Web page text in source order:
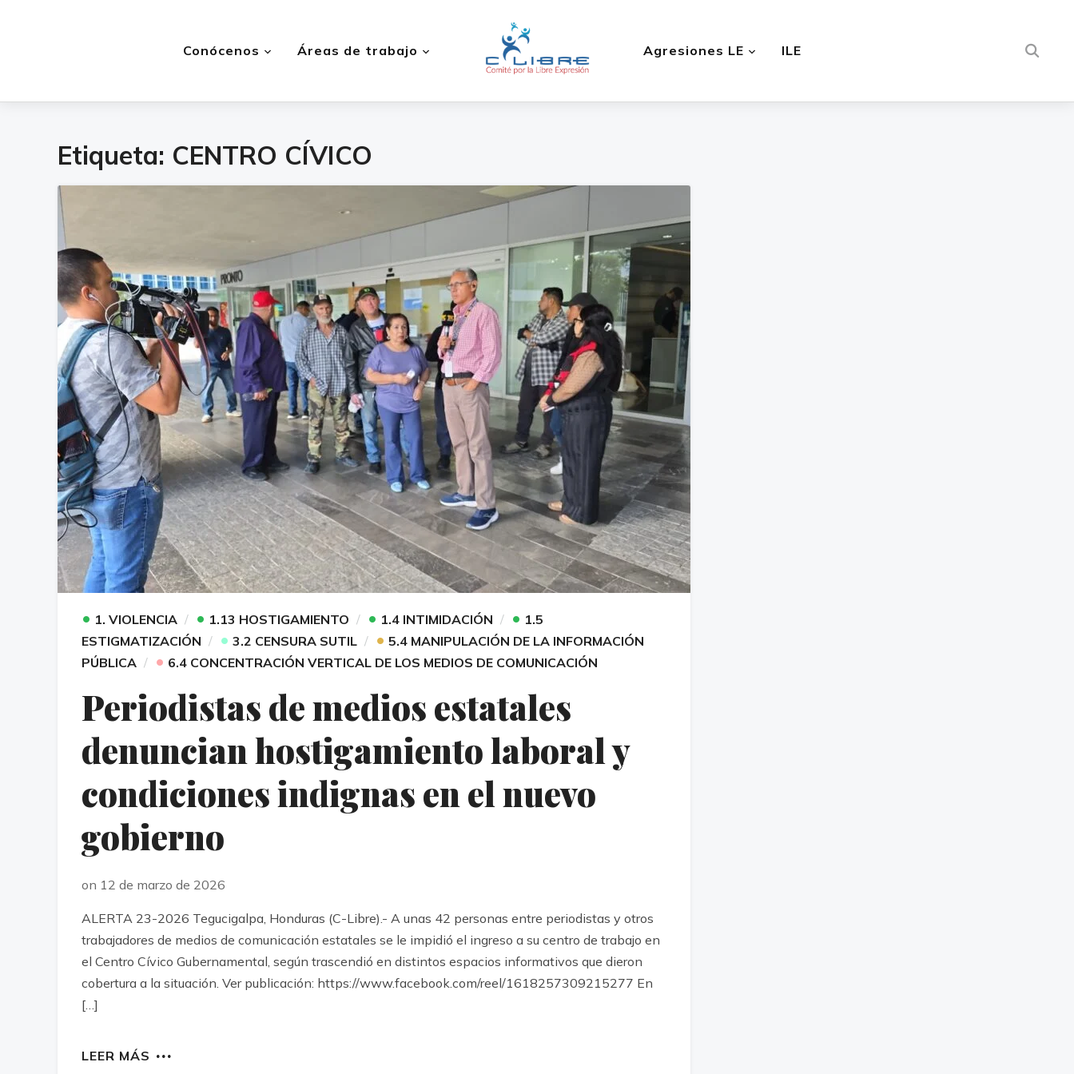
Conócenos Áreas de trabajo Agresiones LE ILE
Etiqueta: CENTRO CÍVICO
• 1. VIOLENCIA • 1.13 HOSTIGAMIENTO • 1.4 INTIMIDACIÓN • 1.5
ESTIGMATIZACIÓN
• 3.2 CENSURA SUTIL • 5.4 MANIPULACIÓN DE LA INFORMACIÓN
PÚBLICA
• 6.4 CONCENTRACIÓN VERTICAL DE LOS MEDIOS DE COMUNICACIÓN
Periodistas de medios estatales
denuncian hostigamiento laboral y
condiciones indignas en el nuevo
gobierno
on 12 de marzo de 2026
ALERTA 23-2026 Tegucigalpa, Honduras (C-Libre).- A unas 42 personas entre periodistas y otros
trabajadores de medios de comunicación estatales se le impidió el ingreso a su centro de trabajo en
el Centro Cívico Gubernamental, según trascendió en distintos espacios informativos que dieron
cobertura a la situación. Ver publicación: https://www.facebook.com/reel/1618257309215277 En
[…]
LEER MÁS